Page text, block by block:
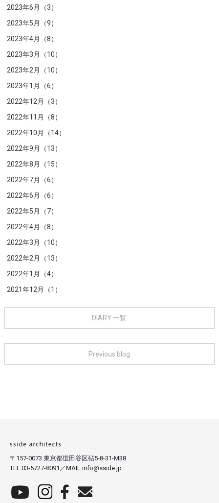
2023年6月（3）
2023年5月（9）
2023年4月（8）
2023年3月（10）
2023年2月（10）
2023年1月（6）
2022年12月（3）
2022年11月（8）
2022年10月（14）
2022年9月（13）
2022年8月（15）
2022年7月（6）
2022年6月（6）
2022年5月（7）
2022年4月（8）
2022年3月（10）
2022年2月（13）
2022年1月（4）
2021年12月（1）
DIARY 一覧
Previous blog
〒157-0073 東京都世田谷区砧5-8-31-M38
TEL:03-5727-8091／MAIL:info@sside.jp